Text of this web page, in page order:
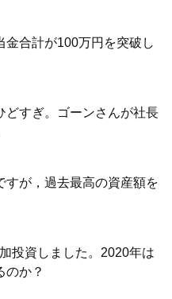
金合計が100万円を突破し
どすぎ。ゴーンさんが社長
すが，過去最高の資産額を
投資しました。2020年は
のか？